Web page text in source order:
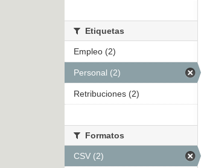
Etiquetas
Empleo (2)
Personal (2)
Retribuciones (2)
Formatos
CSV (2)